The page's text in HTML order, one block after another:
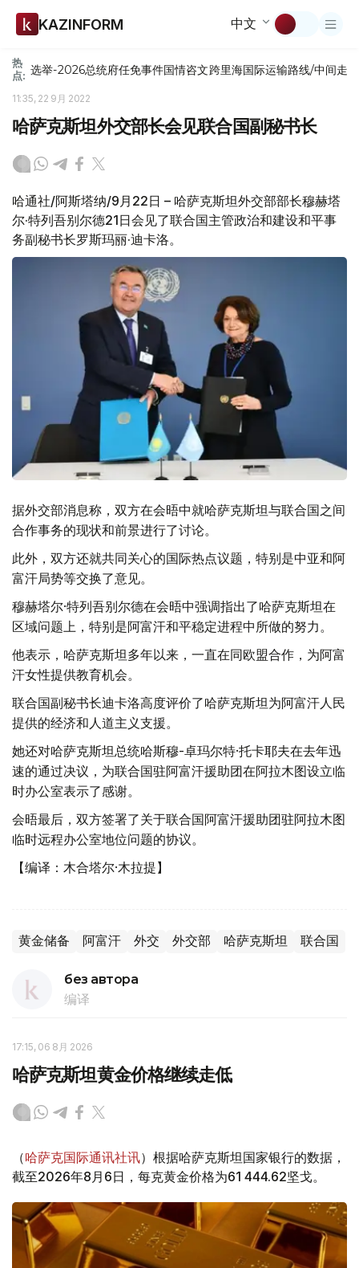
KAZINFORM 中文
热
点: 选举-2026总统府任免事件国情咨文跨里海国际运输路线/中间走廊
11:35, 22 9月 2022
哈萨克斯坦外交部长会见联合国副秘书长
哈通社/阿斯塔纳/9月22日 – 哈萨克斯坦外交部部长穆赫塔
尔·特列吾别尔德21日会见了联合国主管政治和建设和平事
务副秘书长罗斯玛丽·迪卡洛。
据外交部消息称，双方在会晤中就哈萨克斯坦与联合国之间
合作事务的现状和前景进行了讨论。
此外，双方还就共同关心的国际热点议题，特别是中亚和阿
富汗局势等交换了意见。
穆赫塔尔·特列吾别尔德在会晤中强调指出了哈萨克斯坦在
区域问题上，特别是阿富汗和平稳定进程中所做的努力。
他表示，哈萨克斯坦多年以来，一直在同欧盟合作，为阿富
汗女性提供教育机会。
联合国副秘书长迪卡洛高度评价了哈萨克斯坦为阿富汗人民
提供的经济和人道主义支援。
她还对哈萨克斯坦总统哈斯穆-卓玛尔特·托卡耶夫在去年迅
速的通过决议，为联合国驻阿富汗援助团在阿拉木图设立临
时办公室表示了感谢。
会晤最后，双方签署了关于联合国阿富汗援助团驻阿拉木图
临时远程办公室地位问题的协议。
【编译：木合塔尔·木拉提】
黄金储备 阿富汗 外交 外交部 哈萨克斯坦 联合国
без автора
编译
17:15, 06 8月 2026
哈萨克斯坦黄金价格继续走低
（哈萨克国际通讯社讯）根据哈萨克斯坦国家银行的数据，
截至2026年8月6日，每克黄金价格为61 444.62坚戈。